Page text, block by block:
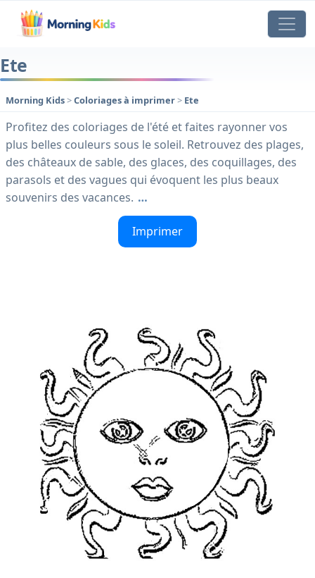
Ete
Morning Kids>Coloriages à imprimer> Ete
Profitez des coloriages de l'été et faites rayonner vos
plus belles couleurs sous le soleil. Retrouvez des plages,
des châteaux de sable, des glaces, des coquillages, des
parasols et des vagues qui évoquent les plus beaux
souvenirs des vacances. …
Imprimer